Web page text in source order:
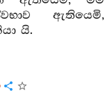
ඇතියෙමි,
යි.